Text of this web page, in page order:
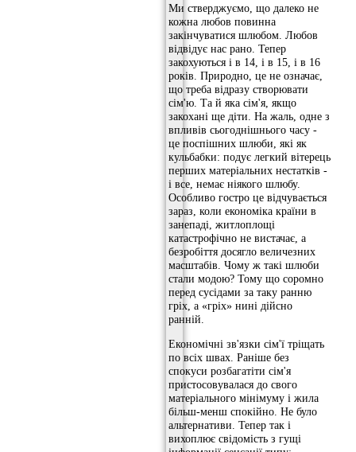
Ми стверджуємо, що далеко не
кожна любов повинна
закінчуватися шлюбом. Любов
відвідує нас рано. Тепер
закохуються і в 14, і в 15, і в 16
років. Природно, це не означає,
що треба відразу створювати
сім'ю. Та й яка сім'я, якщо
закохані ще діти. На жаль, одне з
впливів сьогоднішнього часу -
це поспішних шлюби, які як
кульбабки: подує легкий вітерець
перших матеріальних нестатків -
і все, немає ніякого шлюбу.
Особливо гостро це відчувається
зараз, коли економіка країни в
занепаді, житлоплощі
катастрофічно не вистачає, а
безробіття досягло величезних
масштабів. Чому ж такі шлюби
стали модою? Тому що соромно
перед сусідами за таку ранню
гріх, а «гріх» нині дійсно
ранній.
Економічні зв'язки сім'ї тріщать
по всіх швах. Раніше без
спокуси розбагатіти сім'я
пристосовувалася до свого
матеріального мінімуму і жила
більш-менш спокійно. Не було
альтернативи. Тепер так і
вихоплює свідомість з гущі